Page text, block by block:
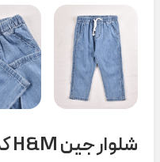
شلوار جین H&M کد t000950